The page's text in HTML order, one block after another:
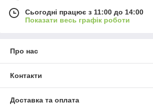
Сьогодні працює з 11:00 до 14:00
Показати весь графік роботи
Про нас
Контакти
Доставка та оплата